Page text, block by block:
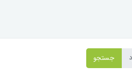
جستجو